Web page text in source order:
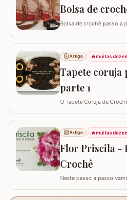
Bolsa de
Bolsa de crochê passo a
Artigo 🔥muitas
Tapete coruja
parte 1
O Tapete Coruja de
sabedoria com a
coruja real consiga girar o
versão em crochê é ainda
la em todas as cores e
Artigo 🔥muitas
Flor Priscila -
Crochê
Neste passo a passo
conhecer, curtir e